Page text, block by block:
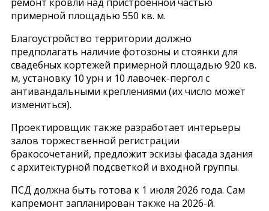
примерной площадью 550 кв. м.
Благоустройство территории должно
предполагать наличие фотозоны и стоянки для
свадебных кортежей примерной площадью 920 кв.
м, установку 10 урн и 10 лавочек-пергол с
антивандальными креплениями (их число может
измениться).
Проектировщик также разработает интерьеры
залов торжественной регистрации
бракосочетаний, предложит эскизы фасада здания
с архитектурной подсветкой и входной группы.
ПСД должна быть готова к 1 июля 2026 года. Сам
капремонт запланирован также на 2026-й.